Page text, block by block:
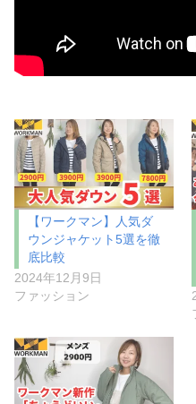
【ワークマン】人気ダ
ウンジャケット5選を徹
底比較
2024年12月9日
ファッション